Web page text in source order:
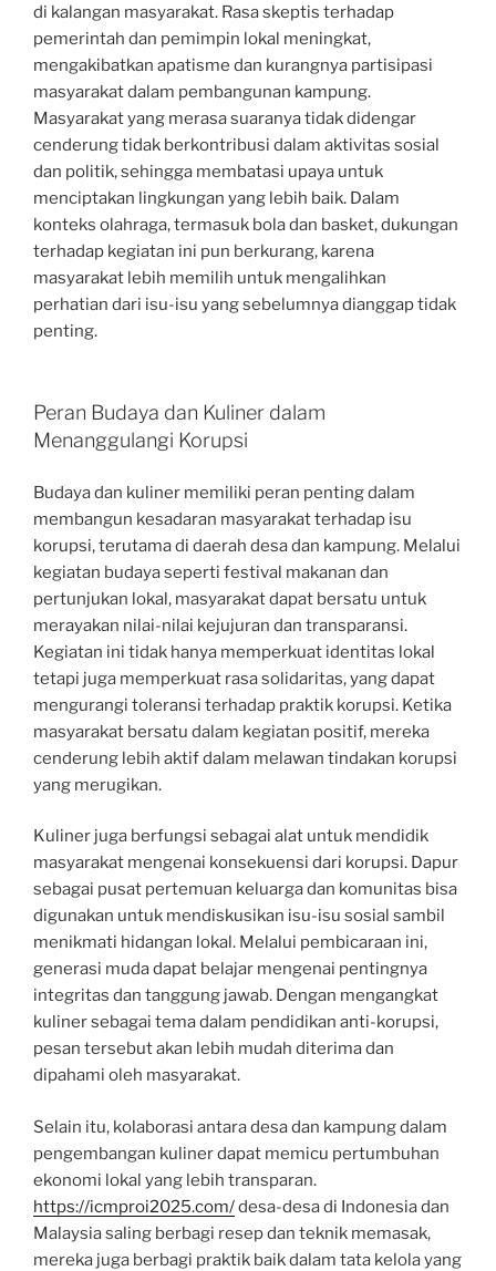
di kalangan masyarakat. Rasa skeptis terhadap
pemerintah dan pemimpin lokal meningkat,
mengakibatkan apatisme dan kurangnya partisipasi
masyarakat dalam pembangunan kampung.
Masyarakat yang merasa suaranya tidak didengar
cenderung tidak berkontribusi dalam aktivitas sosial
dan politik, sehingga membatasi upaya untuk
menciptakan lingkungan yang lebih baik. Dalam
konteks olahraga, termasuk bola dan basket, dukungan
terhadap kegiatan ini pun berkurang, karena
masyarakat lebih memilih untuk mengalihkan
perhatian dari isu-isu yang sebelumnya dianggap tidak
penting.
Peran Budaya dan Kuliner dalam
Menanggulangi Korupsi
Budaya dan kuliner memiliki peran penting dalam
membangun kesadaran masyarakat terhadap isu
korupsi, terutama di daerah desa dan kampung. Melalui
kegiatan budaya seperti festival makanan dan
pertunjukan lokal, masyarakat dapat bersatu untuk
merayakan nilai-nilai kejujuran dan transparansi.
Kegiatan ini tidak hanya memperkuat identitas lokal
tetapi juga memperkuat rasa solidaritas, yang dapat
mengurangi toleransi terhadap praktik korupsi. Ketika
masyarakat bersatu dalam kegiatan positif, mereka
cenderung lebih aktif dalam melawan tindakan korupsi
yang merugikan.
Kuliner juga berfungsi sebagai alat untuk mendidik
masyarakat mengenai konsekuensi dari korupsi. Dapur
sebagai pusat pertemuan keluarga dan komunitas bisa
digunakan untuk mendiskusikan isu-isu sosial sambil
menikmati hidangan lokal. Melalui pembicaraan ini,
generasi muda dapat belajar mengenai pentingnya
integritas dan tanggung jawab. Dengan mengangkat
kuliner sebagai tema dalam pendidikan anti-korupsi,
pesan tersebut akan lebih mudah diterima dan
dipahami oleh masyarakat.
Selain itu, kolaborasi antara desa dan kampung dalam
pengembangan kuliner dapat memicu pertumbuhan
ekonomi lokal yang lebih transparan.
https://icmproi2025.com/desa-desa di Indonesia dan
Malaysia saling berbagi resep dan teknik memasak,
mereka juga berbagi praktik baik dalam tata kelola yang